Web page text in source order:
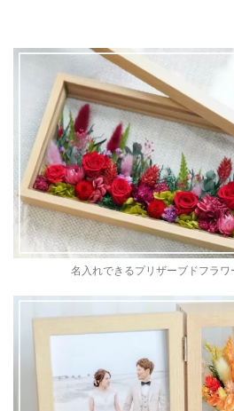
名入れできるプリザーブドフラ